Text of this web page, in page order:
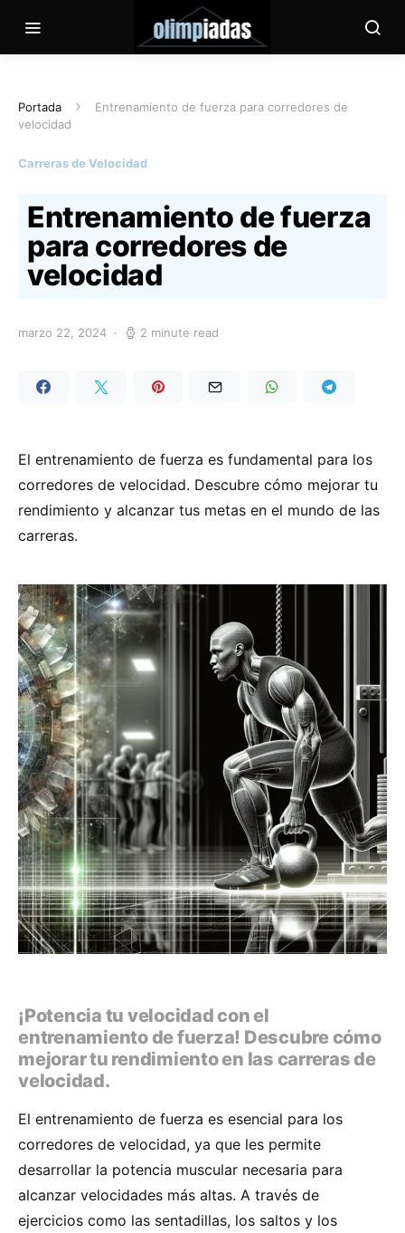
Portada
Entrenamiento de fuerza para corredores de
velocidad
Carreras de Velocidad
Entrenamiento de fuerza
para corredores de
velocidad
marzo 22, 2024 2 minute read
El entrenamiento de fuerza es fundamental para los
corredores de velocidad. Descubre cómo mejorar tu
rendimiento y alcanzar tus metas en el mundo de las
carreras.
¡Potencia tu velocidad con el
entrenamiento de fuerza! Descubre cómo
mejorar tu rendimiento en las carreras de
velocidad.
El entrenamiento de fuerza es esencial para los
corredores de velocidad, ya que les permite
desarrollar la potencia muscular necesaria para
alcanzar velocidades más altas. A través de
ejercicios como las sentadillas, los saltos y los